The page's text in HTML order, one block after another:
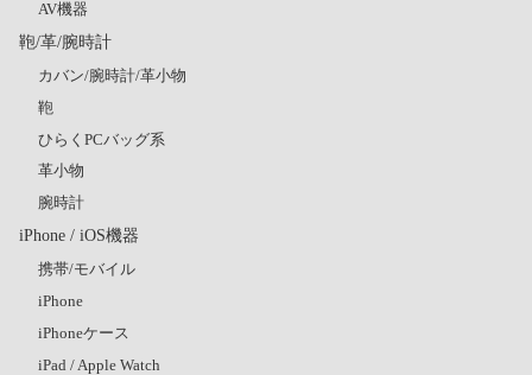
AV機器
鞄/革/腕時計
カバン/腕時計/革小物
鞄
ひらくPCバッグ系
革小物
腕時計
iPhone / iOS機器
携帯/モバイル
iPhone
iPhoneケース
iPad / Apple Watch